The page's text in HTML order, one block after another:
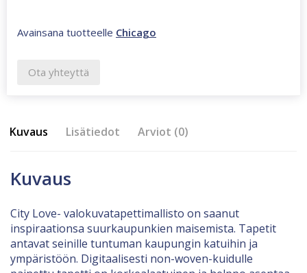
Avainsana tuotteelle Chicago
Ota yhteyttä
Kuvaus Lisätiedot Arviot (0)
Kuvaus
City Love- valokuvatapettimallisto on saanut
inspiraationsa suurkaupunkien maisemista. Tapetit
antavat seinille tuntuman kaupungin katuihin ja
ympäristöön. Digitaalisesti non-woven-kuidulle